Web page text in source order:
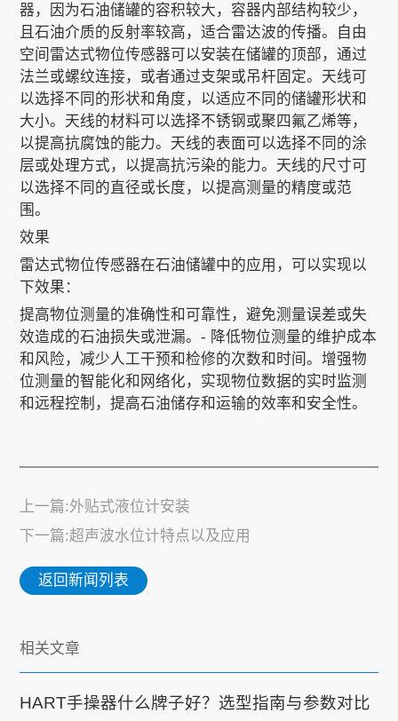
器，因为石油储罐的容积较大，容器内部结构较少，
且石油介质的反射率较高，适合雷达波的传播。自由
空间雷达式物位传感器可以安装在储罐的顶部，通过
法兰或螺纹连接，或者通过支架或吊杆固定。天线可
以选择不同的形状和角度，以适应不同的储罐形状和
大小。天线的材料可以选择不锈钢或聚四氟乙烯等，
以提高抗腐蚀的能力。天线的表面可以选择不同的涂
层或处理方式，以提高抗污染的能力。天线的尺寸可
以选择不同的直径或长度，以提高测量的精度或范
围。
效果
雷达式物位传感器在石油储罐中的应用，可以实现以
下效果：
提高物位测量的准确性和可靠性，避免测量误差或失
效造成的石油损失或泄漏。- 降低物位测量的维护成本
和风险，减少人工干预和检修的次数和时间。增强物
位测量的智能化和网络化，实现物位数据的实时监测
和远程控制，提高石油储存和运输的效率和安全性。
上一篇:外贴式液位计安装
下一篇:超声波水位计特点以及应用
返回新闻列表
相关文章
HART手操器什么牌子好？选型指南与参数对比